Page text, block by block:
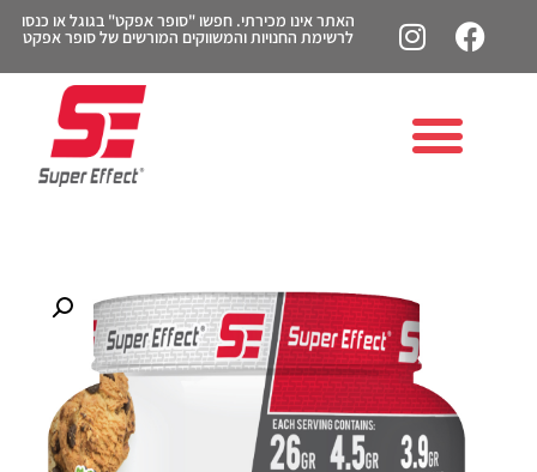
האתר אינו מכירתי. חפשו "סופר אפקט" בגוגל או כנסו
לרשימת החנויות והמשווקים המורשים של סופר אפקט